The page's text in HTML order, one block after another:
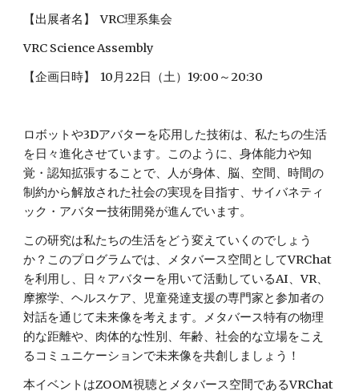
【出展者名】
VRC理系集会
VRC Science Assembly
【企画日時】
10月22日（土）19:00～20:30
ロボットや3Dアバターを応用した技術は、私たちの生活
を日々進化させています。このように、身体能力や知
覚・認知拡張することで、人が身体、脳、空間、時間の
制約から解放された社会の実現を目指す、サイバネティ
ック・アバター技術開発が進んでいます。
この研究は私たちの生活をどう変えていくのでしょう
か？このプログラムでは、メタバース空間としてVRChat
を利用し、日々アバターを用いて活動しているAI、VR、
摩擦学、ヘルスケア、児童発達支援の専門家と参加者の
対話を通じて未来像を考えます。メタバース特有の物理
的な距離や、肉体的な性別、年齢、社会的な立場をこえ
るコミュニケーションで未来像を共創しましょう！
本イベントはZOOM視聴とメタバース空間であるVRChat